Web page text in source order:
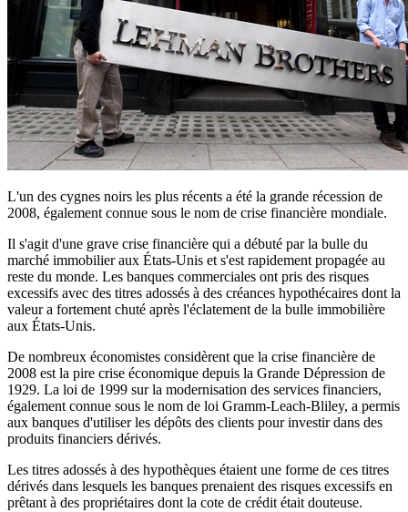
L'un des cygnes noirs les plus récents a été la grande récession de
2008, également connue sous le nom de crise financière mondiale.
Il s'agit d'une grave crise financière qui a débuté par la bulle du
marché immobilier aux États-Unis et s'est rapidement propagée au
reste du monde. Les banques commerciales ont pris des risques
excessifs avec des titres adossés à des créances hypothécaires dont la
valeur a fortement chuté après l'éclatement de la bulle immobilière
aux États-Unis.
De nombreux économistes considèrent que la crise financière de
2008 est la pire crise économique depuis la Grande Dépression de
1929. La loi de 1999 sur la modernisation des services financiers,
également connue sous le nom de loi Gramm-Leach-Bliley, a permis
aux banques d'utiliser les dépôts des clients pour investir dans des
produits financiers dérivés.
Les titres adossés à des hypothèques étaient une forme de ces titres
dérivés dans lesquels les banques prenaient des risques excessifs en
prêtant à des propriétaires dont la cote de crédit était douteuse.